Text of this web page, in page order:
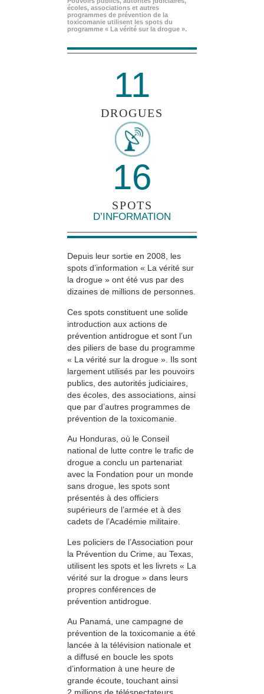
écoles, associations et autres
programmes de prévention de la
toxicomanie utilisent les spots du
programme « La vérité sur la drogue ».
11
DROGUES
16
SPOTS
D’INFORMATION
Depuis leur sortie en 2008, les
spots d’information « La vérité sur
la drogue » ont été vus par des
dizaines de millions de personnes.
Ces spots constituent une solide
introduction aux actions de
prévention antidrogue et sont l’un
des piliers de base du programme
« La vérité sur la drogue ». Ils sont
largement utilisés par les pouvoirs
publics, des autorités judiciaires,
des écoles, des associations, ainsi
que par d’autres programmes de
prévention de la toxicomanie.
Au Honduras, où le Conseil
national de lutte contre le trafic de
drogue a conclu un partenariat
avec la Fondation pour un monde
sans drogue, les spots sont
présentés à des officiers
supérieurs de l’armée et à des
cadets de l’Académie militaire.
Les policiers de l’Association pour
la Prévention du Crime, au Texas,
utilisent les spots et les livrets « La
vérité sur la drogue » dans leurs
propres conférences de
prévention antidrogue.
Au Panamá, une campagne de
prévention de la toxicomanie a été
lancée à la télévision nationale et
a diffusé en boucle les spots
d’information à une heure de
grande écoute, touchant ainsi